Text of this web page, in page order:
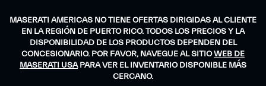
MASERATI AMERICAS NO TIENE OFERTAS DIRIGIDAS AL CLIENTE
EN LA REGIÓN DE PUERTO RICO. TODOS LOS PRECIOS Y LA
DISPONIBILIDAD DE LOS PRODUCTOS DEPENDEN DEL
CONCESIONARIO. POR FAVOR, NAVEGUE AL SITIOWEB DE
MASERATI USAPARA VER EL INVENTARIO DISPONIBLE MÁS
CERCANO.